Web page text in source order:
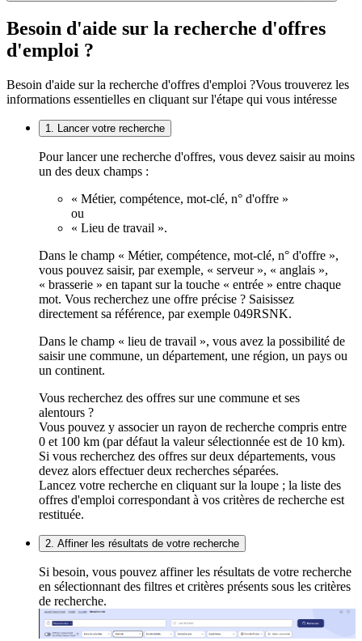
Besoin d'aide sur la recherche d'offres
d'emploi ?
Besoin d'aide sur la recherche d'offres d'emploi ?Vous trouverez les
informations essentielles en cliquant sur l'étape qui vous intéresse
1. Lancer votre recherche
Pour lancer une recherche d'offres, vous devez saisir au moins
un des deux champs :
« Métier, compétence, mot-clé, n° d'offre »
ou
« Lieu de travail ».
Dans le champ « Métier, compétence, mot-clé, n° d'offre »,
vous pouvez saisir, par exemple, « serveur », « anglais »,
« brasserie » en tapant sur la touche « entrée » entre chaque
mot. Vous recherchez une offre précise ? Saisissez
directement sa référence, par exemple 049RSNK.
Dans le champ « lieu de travail », vous avez la possibilité de
saisir une commune, un département, une région, un pays ou
un continent.
Vous recherchez des offres sur une commune et ses
alentours ?
Vous pouvez y associer un rayon de recherche compris entre
0 et 100 km (par défaut la valeur sélectionnée est de 10 km).
Si vous recherchez des offres sur deux départements, vous
devez alors effectuer deux recherches séparées.
Lancez votre recherche en cliquant sur la loupe ; la liste des
offres d'emploi correspondant à vos critères de recherche est
restituée.
2. Affiner les résultats de votre recherche
Si besoin, vous pouvez affiner les résultats de votre recherche
en sélectionnant des filtres et critères présents sous les critères
de recherche.